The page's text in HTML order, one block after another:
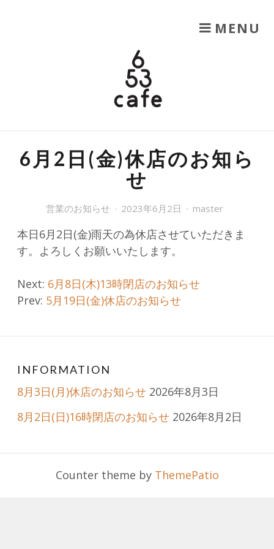
MENU
6月2日(金)休店のお知ら
せ
営業のお知らせ 2023年6月2日 master
本日6月2日(金)雨天の為休店させていただきま
す。よろしくお願いいたします。
Post
navigation
Next: 6月8日(木)13時閉店のお知らせ
Prev: 5月19日(金)休店のお知らせ
INFORMATION
8月3日(月)休店のお知らせ 2026年8月3日
8月2日(日)16時閉店のお知らせ 2026年8月2日
Counter theme by ThemePatio